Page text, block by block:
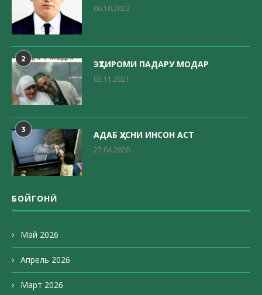
06.10.2022
2 ЭҲТИРОМИ ПАДАРУ МОДАР
03.11.2021
3 АДАБ ҲУСНИ ИНСОН АСТ
27.04.2020
БОЙГОНӢ
Май 2026
Апрель 2026
Март 2026